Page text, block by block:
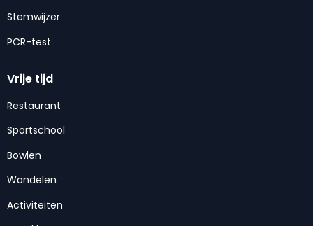
Stemwijzer
PCR-test
Vrije tijd
Restaurant
Sportschool
Bowlen
Wandelen
Activiteiten